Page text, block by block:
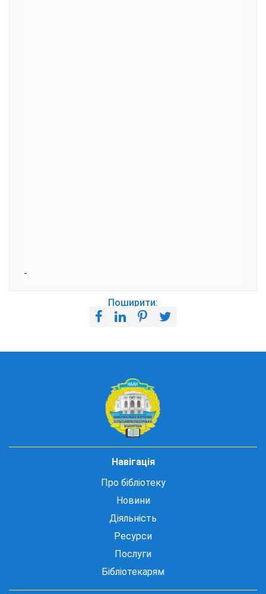
Поширити:
Навігація
Про бібліотеку
Новини
Діяльність
Ресурси
Послуги
Бібліотекарям